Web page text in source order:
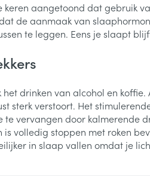
keren aangetoond dat gebruik
de aanmaak van
te leggen. Eens je slaapt
drinken van alcohol en
sterk verstoort. Het
vervangen door kalmerende
is volledig stoppen met roken
in slaap vallen omdat je